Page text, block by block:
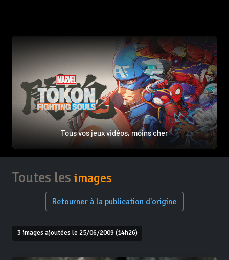
Tous vos jeux vidéos, moins cher
Toutes les images
Retourner à la publication d'origine
3 images ajoutées le 25/06/2009 (14h26)